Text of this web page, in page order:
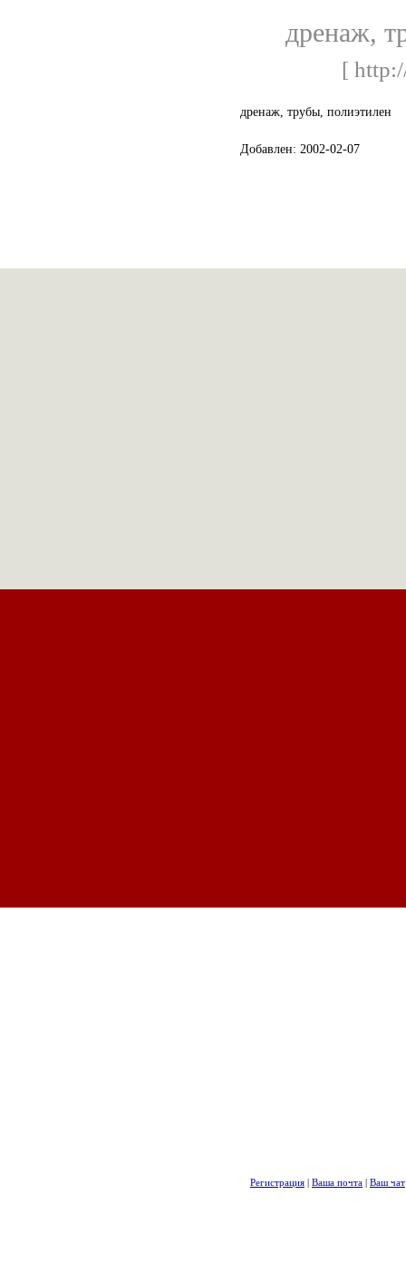
дренаж,
[
дренаж, трубы, полиэтилен
Добавлен: 2002-02-07
Регистрация | Ваша почта | Ваш чат